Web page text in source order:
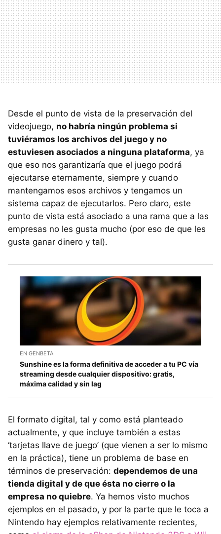
Desde el punto de vista de la preservación del
videojuego, no habría ningún problema si
tuviéramos los archivos del juego y no
estuviesen asociados a ninguna plataforma, ya
que eso nos garantizaría que el juego podrá
ejecutarse eternamente, siempre y cuando
mantengamos esos archivos y tengamos un
sistema capaz de ejecutarlos. Pero claro, este
punto de vista está asociado a una rama que a las
empresas no les gusta mucho (por eso de que les
gusta ganar dinero y tal).
EN GENBETA
Sunshine es la forma definitiva de acceder a tu PC vía
streaming desde cualquier dispositivo: gratis,
máxima calidad y sin lag
El formato digital, tal y como está planteado
actualmente, y que incluye también a estas
‘tarjetas llave de juego’ (que vienen a ser lo mismo
en la práctica), tiene un problema de base en
términos de preservación: dependemos de una
tienda digital y de que ésta no cierre o la
empresa no quiebre. Ya hemos visto muchos
ejemplos en el pasado, y por la parte que le toca a
Nintendo hay ejemplos relativamente recientes,